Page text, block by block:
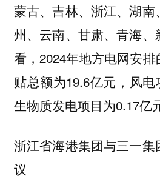
蒙古、吉林、浙江、湖
州、云南、甘肃、青海
看，2024年地方电网安
贴总额为19.6亿元，风电
生物质发电项目为0.17亿
浙江省海港集团与三一
议